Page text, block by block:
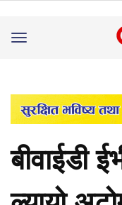
Toggle
बीवाईडी